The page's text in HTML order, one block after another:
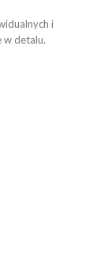
i
w detalu.